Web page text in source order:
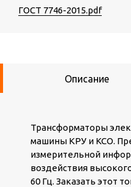
ГОСТ 7746-2015.pdf
Описание
Трансформаторы
машины КРУ и КСО.
измерительной
воздействия
60 Гц. Заказать этот